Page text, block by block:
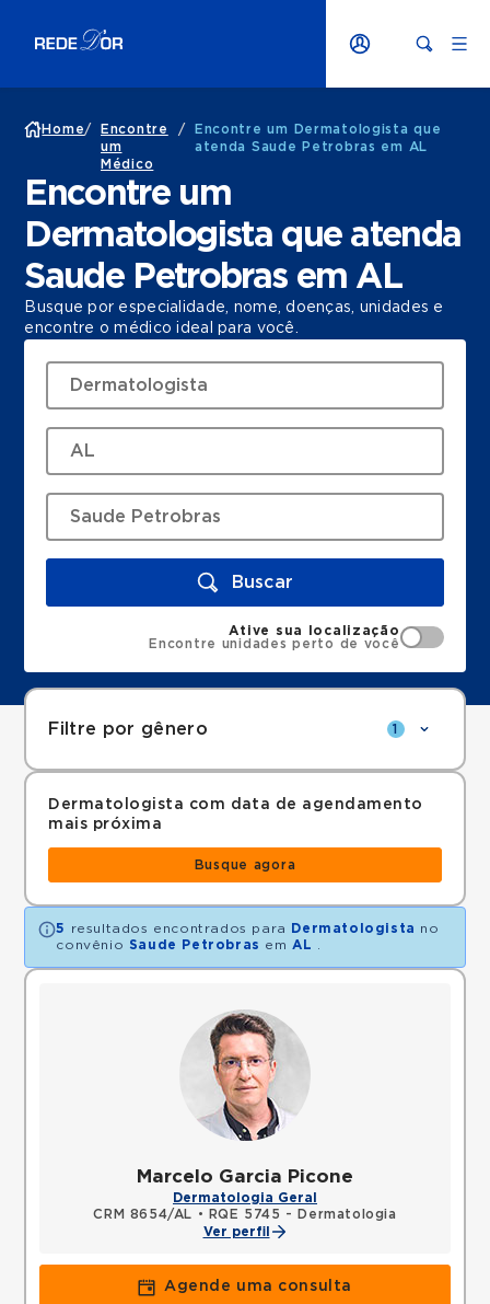
Home/
Encontre
um
Médico
/
Encontre um Dermatologista que
atenda Saude Petrobras em AL
Encontre um
Dermatologista que atenda
Saude Petrobras em AL
Busque por especialidade, nome, doenças, unidades e
encontre o médico ideal para você.
Buscar
Ative sua localização
Encontre unidades perto de você
Filtre por gênero 1
Dermatologista com data de agendamento
mais próxima
Busque agora
5 resultados encontrados para Dermatologista no
convênio Saude Petrobras em AL
Marcelo Garcia Picone
Dermatologia Geral
CRM 8654/AL •
RQE 5745 - Dermatologia
Ver perfil
Agende uma consulta